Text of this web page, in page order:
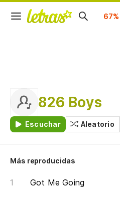
826 Boys
Escuchar Aleatorio
Más reproducidas
Got Me Going